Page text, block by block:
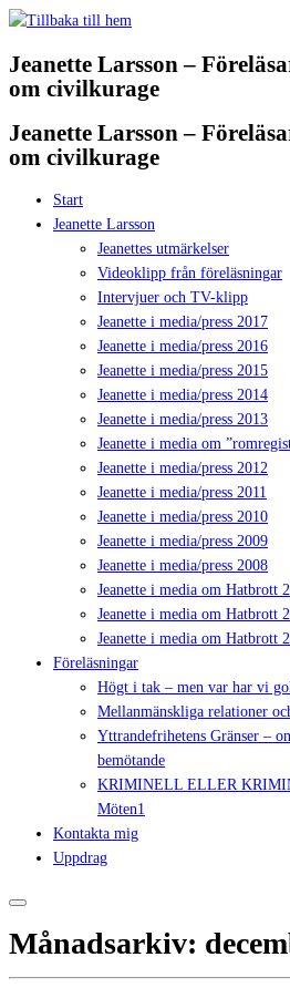
Hoppa
innehåll
Jeanette Larsson –
om civilkurage
Jeanette Larsson –
om civilkurage
Start
Jeanette Larsson
Jeanettes utmärkelser
Videoklipp från föreläsningar
Intervjuer och TV-klipp
Jeanette i media/press 2017
Jeanette i media/press 2016
Jeanette i media/press 2015
Jeanette i media/press 2014
Jeanette i media/press 2013
Jeanette i media om
Jeanette i media/press 2012
Jeanette i media/press 2011
Jeanette i media/press 2010
Jeanette i media/press 2009
Jeanette i media/press 2008
Jeanette i media om Hatbrott
Jeanette i media om Hatbrott
Jeanette i media om Hatbrott
Föreläsningar
Högt i tak – men var har vi
Mellanmänskliga relationer
Yttrandefrihetens Gränser –
bemötande
KRIMINELL ELLER
Möten1
Kontakta mig
Uppdrag
Månadsarkiv: